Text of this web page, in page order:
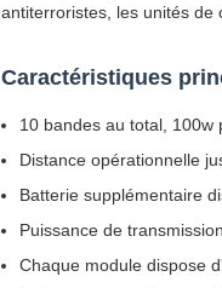
antiterroristes, les unités de
Caractéristiques
10 bandes au total, 100w
Distance opérationnelle
Batterie supplémentaire
Puissance de
Chaque module dispose